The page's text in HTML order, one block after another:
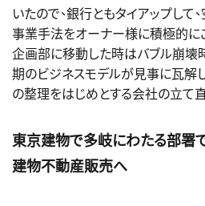
いたので、銀行ともタイアップして
事業手法をオーナー様に積極的に
企画部に移動した時はバブル崩壊
期のビジネスモデルが見事に瓦解
の整理をはじめとする会社の立て
東京建物で多岐にわたる部署
建物不動産販売へ